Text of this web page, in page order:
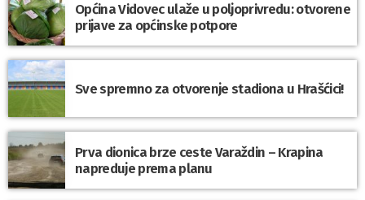
Općina Vidovec ulaže u poljoprivredu: otvorene
prijave za općinske potpore
Sve spremno za otvorenje stadiona u Hrašćici!
Prva dionica brze ceste Varaždin – Krapina
napreduje prema planu